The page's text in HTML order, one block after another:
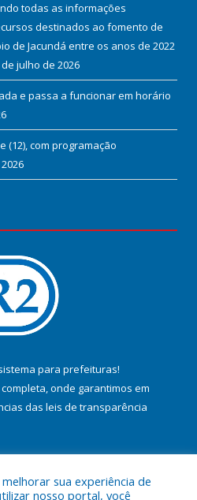
todas as informações
destinados ao fomento de
de Jacundá entre os anos de 2022
de julho de 2026
e passa a funcionar em horário
(12), com programação
para prefeituras!
completa, onde garantimos em
das leis de transparência
sua experiência de
nosso portal, você